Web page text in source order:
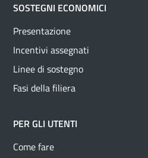
SOSTEGNI ECONOMICI
Presentazione
Incentivi assegnati
Linee di sostegno
Fasi della filiera
PER GLI UTENTI
Come fare